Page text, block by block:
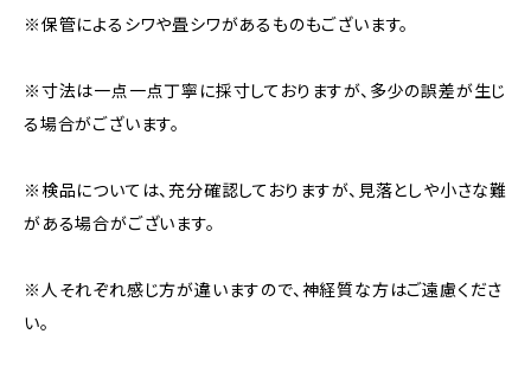
※保管によるシワや畳シワがあるものもございます。
※寸法は一点一点丁寧に採寸しておりますが、多少の誤差が生じ
る場合がございます。
※検品については、充分確認しておりますが、見落としや小さな難
がある場合がございます。
※人それぞれ感じ方が違いますので、神経質な方はご遠慮くださ
い。